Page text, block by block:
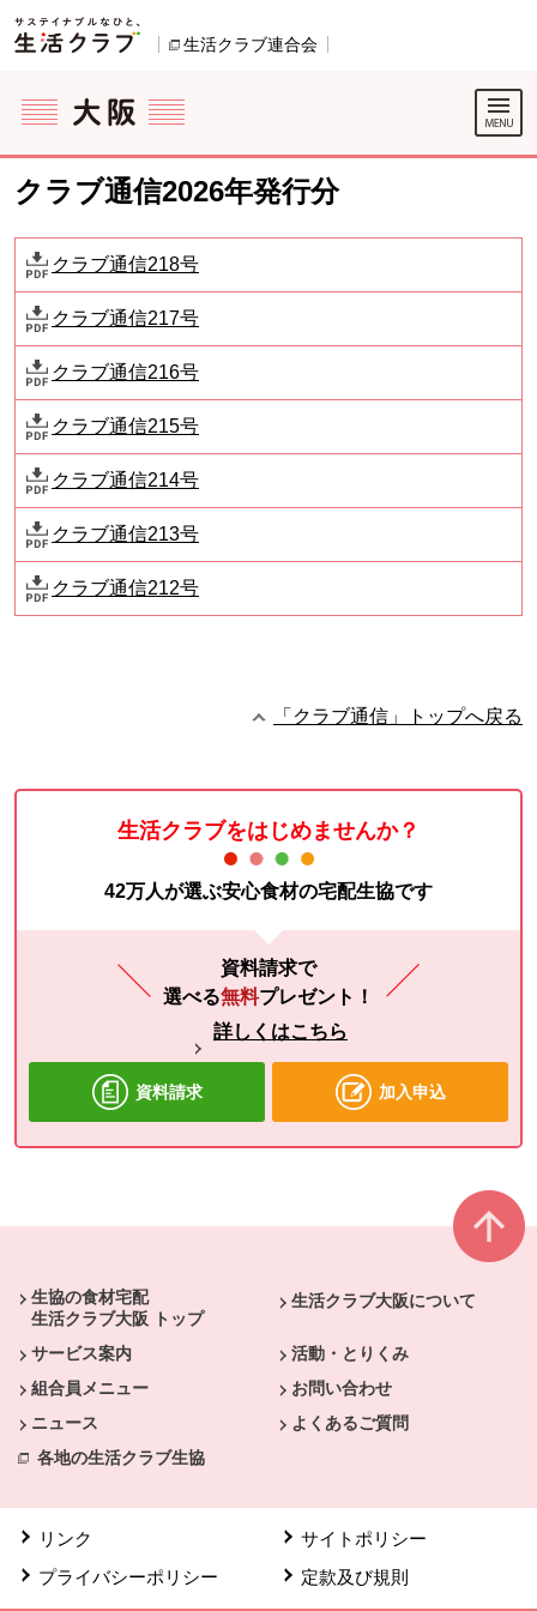
ページの先頭です。
生活クラブ連合会
ここからサイト内共通メニューです。
サイト内共通メニューをスキップする
サイト内共通メニューここまで。
クラブ通信2026年発行分
クラブ通信218号
クラブ通信217号
クラブ通信216号
クラブ通信215号
クラブ通信214号
クラブ通信213号
クラブ通信212号
「クラブ通信」トップへ戻る
生活クラブをはじめませんか？
42万人が選ぶ安心食材の宅配生協です
資料請求で
選べる無料プレゼント！
詳しくはこちら
資料請求 加入申込
生協の食材宅配
生活クラブ大阪 トップ
生活クラブ大阪について
サービス案内
活動・とりくみ
組合員メニュー
お問い合わせ
ニュース
よくあるご質問
各地の生活クラブ生協
リンク
サイトポリシー
プライバシーポリシー
定款及び規則